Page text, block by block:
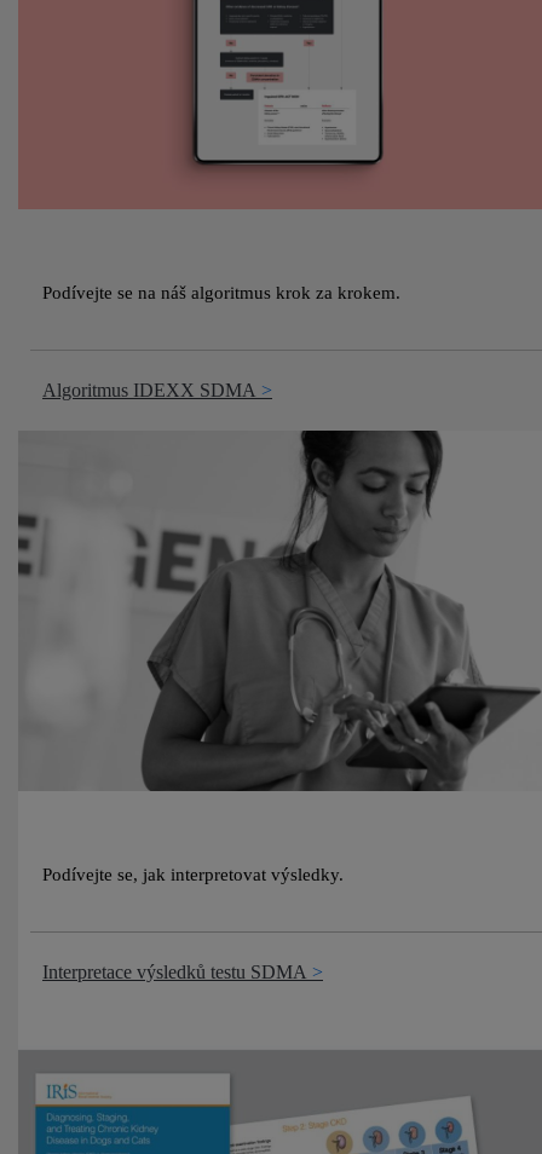
Podívejte se na náš algoritmus krok za krokem.
Algoritmus IDEXX SDMA
Podívejte se, jak interpretovat výsledky.
Interpretace výsledků testu SDMA